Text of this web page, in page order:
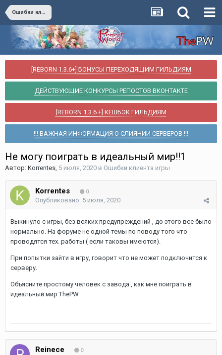
Ошибки клиента игры
[REBORN 1.3.6+] БОНУСЫ ПЕРЕХОДЯЩИМ ГИЛЬДИЯМ
ДЕЙСТВУЮЩИЕ КОНКУРСЫ РЕПОСТОВ ВКОНТАКТЕ
[REBORN 1.3.6 +] КЕШБЭК ГИЛЬДИЯМ
!!! ВАЖНАЯ ИНФОРМАЦИЯ О СЛИЯНИИ СЕРВЕРОВ !!!
Не могу поиграть в идеальный мир!!1
Автор: Korrentes, 5 июля, 2020 в Ошибки клиента игры
Korrentes 0
Опубликовано: 5 июля, 2020
Выкинуло с игры, без всяких предупреждений , до этого все было
нормально. На форуме не одной темы по поводу того что
проводятся тех. работы ( если таковы имеются).
При попытки зайти в игру, говорит что не может подключится к
серверу.
Объясните простому человек с завода , как мне поиграть в
идеальный мир ThePW
Reinece 0